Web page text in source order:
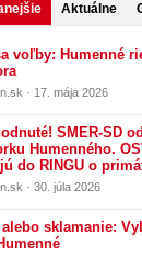
Aktuálne
voľby: Humenné
· 17. mája 2026
SMER-SD
Humenného.
do RINGU o
· 30. júla 2026
alebo sklamanie: